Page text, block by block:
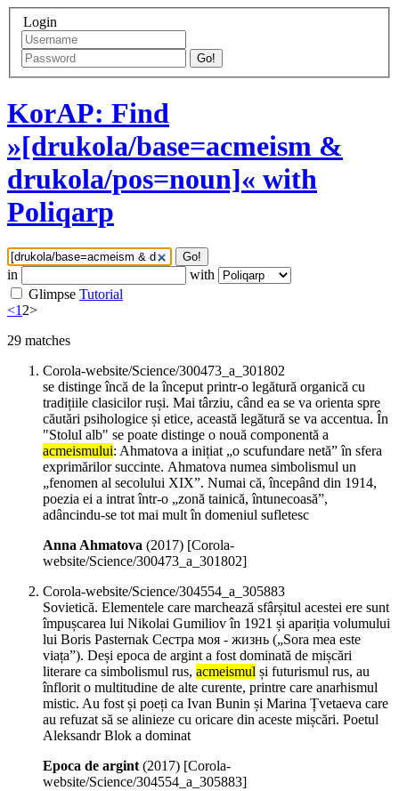
Login
Go!
KorAP: Find
»[drukola/base=acmeism &
drukola/pos=noun]« with
Poliqarp
Go!
in
with
Glimpse Tutorial
<12>
29 matches
Corola-website/Science/300473_a_301802
se distinge încă de la început printr-o legătură organică cu
tradițiile clasicilor ruși. Mai târziu, când ea se va orienta spre
căutări psihologice și etice, această legătură se va accentua. În
"Stolul alb" se poate distinge o nouă componentă a
acmeismului: Ahmatova a inițiat „o scufundare netă” în sfera
exprimărilor succinte. Аhmatova numea simbolismul un
„fenomen al secolului XIX”. Numai că, începând din 1914,
poezia ei a intrat într-o „zonă tainică, întunecoasă”,
adâncindu-se tot mai mult în domeniul sufletesc
Anna Ahmatova (2017) [Corola-
website/Science/300473_a_301802]
Corola-website/Science/304554_a_305883
Sovietică. Elementele care marchează sfârșitul acestei ere sunt
împușcarea lui Nikolai Gumiliov în 1921 și apariția volumului
lui Boris Pasternak Сестра моя - жизнь („Sora mea este
viața”). Deși epoca de argint a fost dominată de mișcări
literare ca simbolismul rus, acmeismul și futurismul rus, au
înflorit o multitudine de alte curente, printre care anarhismul
mistic. Au fost și poeți ca Ivan Bunin și Marina Țvetaeva care
au refuzat să se alinieze cu oricare din aceste mișcări. Poetul
Aleksandr Blok a dominat
Epoca de argint(2017) [Corola-
website/Science/304554_a_305883]